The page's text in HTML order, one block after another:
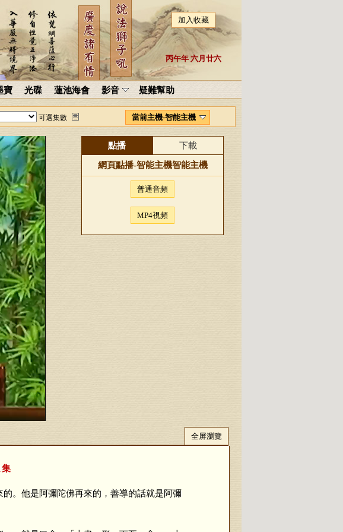
加入收藏
丙午年 六月廿六
寶 光碟 蓮池海會 影音 疑難幫助
可選集數 當前主機-智能主機
點播 下載
網頁點播-智能主機智能主機
普通音頻
MP4視頻
全屏瀏覽
集
。他是阿彌陀佛再來的，善導的話就是阿彌